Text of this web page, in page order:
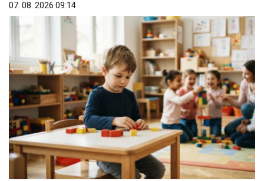
07. 08. 2026 09:14